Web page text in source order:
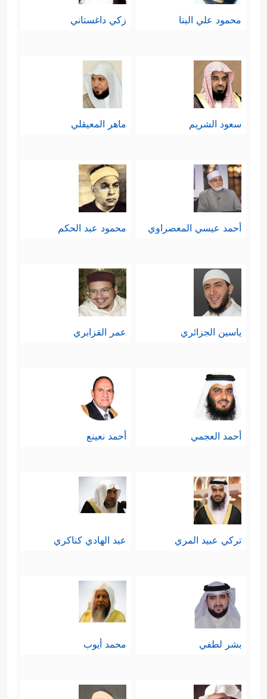
محمود علي البنا زكي داغستاني
سعود الشريم ماهر المعيقلي
أحمد عيسي المعصراوي محمود عبد الحكم
ياسين الجزائري عمر القزابري
أحمد العجمي أحمد نعينع
تركي عبيد المري عبد الهادي كناكري
بشر لطفي محمد أيوب